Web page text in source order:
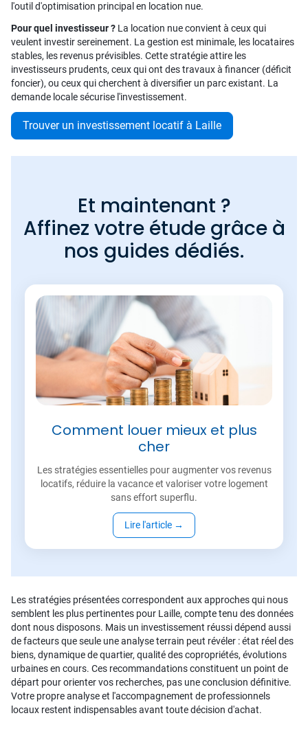
l'outil d'optimisation principal en location nue.
Pour quel investisseur ? La location nue convient à ceux qui
veulent investir sereinement. La gestion est minimale, les locataires
stables, les revenus prévisibles. Cette stratégie attire les
investisseurs prudents, ceux qui ont des travaux à financer (déficit
foncier), ou ceux qui cherchent à diversifier un parc existant. La
demande locale sécurise l'investissement.
Trouver un investissement locatif à Laille
Et maintenant ?
Affinez votre étude grâce à
nos guides dédiés.
Comment louer mieux et plus
cher
Les stratégies essentielles pour augmenter vos revenus
locatifs, réduire la vacance et valoriser votre logement
sans effort superflu.
Lire l'article →
Les stratégies présentées correspondent aux approches qui nous
semblent les plus pertinentes pour Laille, compte tenu des données
dont nous disposons. Mais un investissement réussi dépend aussi
de facteurs que seule une analyse terrain peut révéler : état réel des
biens, dynamique de quartier, qualité des copropriétés, évolutions
urbaines en cours. Ces recommandations constituent un point de
départ pour orienter vos recherches, pas une conclusion définitive.
Votre propre analyse et l'accompagnement de professionnels
locaux restent indispensables avant toute décision d'achat.